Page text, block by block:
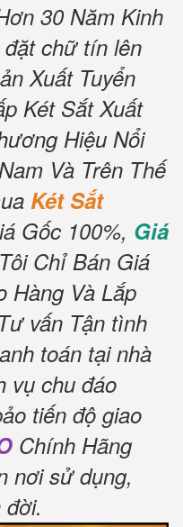
30 Năm Kinh
chữ tín lên
Xuất Tuyển
Két Sắt Xuất
Hiệu Nổi
Và Trên Thế
Két Sắt
Gốc 100%, Giá
Chỉ Bán Giá
Hàng Và Lắp
vấn Tận tình
toán tại nhà
vụ chu đáo
tiến độ giao
Chính Hãng
nơi sử dụng,
đời.